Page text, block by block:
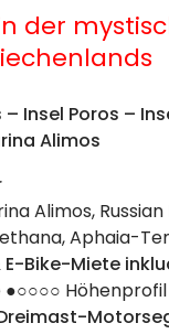
der
Insel Poros –
Alimos
Alimos,
Aphaia-
Bike-Miete